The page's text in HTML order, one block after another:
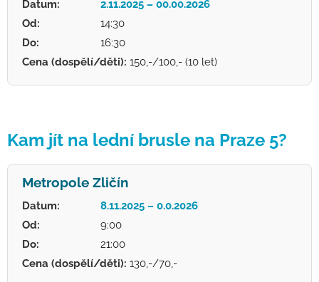
Datum:
2.11.2025 – 00.00.2026
Od:
14:30
Do:
16:30
Cena (dospělí/děti): 150,-/100,- (10 let)
Kam jít na lední brusle na Praze 5?
Metropole Zličín
Datum:
8.11.2025 – 0.0.2026
Od:
9:00
Do:
21:00
Cena (dospělí/děti): 130,-/70,-